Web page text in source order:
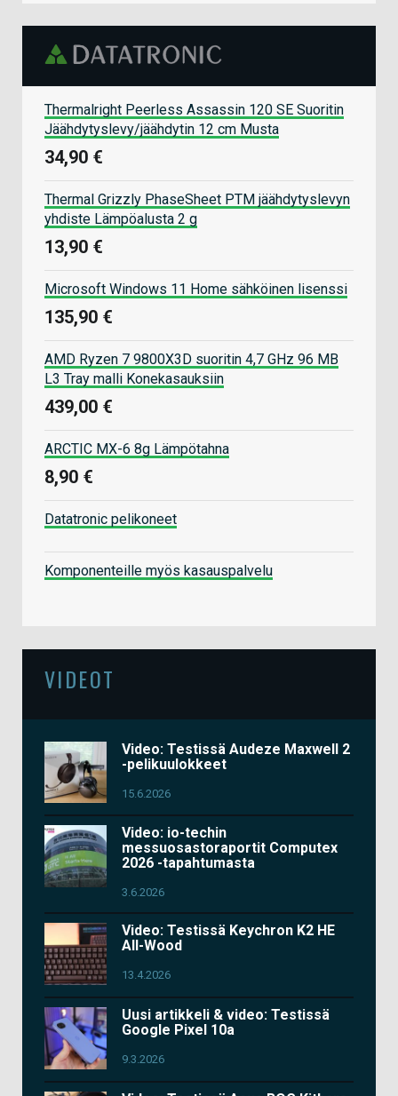
Thermalright Peerless Assassin 120 SE Suoritin
Jäähdytyslevy/jäähdytin 12 cm Musta
34,90 €
Thermal Grizzly PhaseSheet PTM jäähdytyslevyn
yhdiste Lämpöalusta 2 g
13,90 €
Microsoft Windows 11 Home sähköinen lisenssi
135,90 €
AMD Ryzen 7 9800X3D suoritin 4,7 GHz 96 MB
L3 Tray malli Konekasauksiin
439,00 €
ARCTIC MX-6 8g Lämpötahna
8,90 €
Datatronic pelikoneet
Komponenteille myös kasauspalvelu
VIDEOT
Video: Testissä Audeze Maxwell 2
-pelikuulokkeet
15.6.2026
Video: io-techin
messuosastoraportit Computex
2026 -tapahtumasta
3.6.2026
Video: Testissä Keychron K2 HE
All-Wood
13.4.2026
Uusi artikkeli & video: Testissä
Google Pixel 10a
9.3.2026